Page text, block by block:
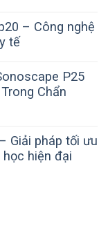
– Công nghệ
tế
P25
Chẩn
Giải pháp tối ưu
hiện đại